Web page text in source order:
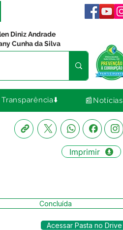
Diniz Andrade
Cunha da Silva
Transparência⬇️ 📰Notícias
Imprimir
Concluída
Acessar Pasta no Drive